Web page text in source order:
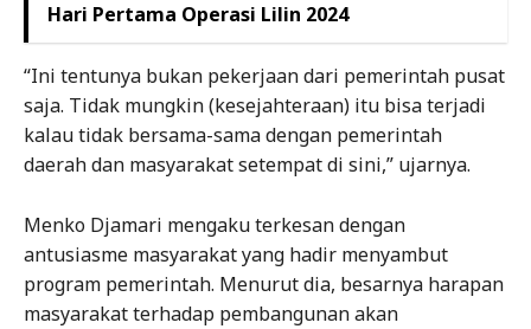
Hari Pertama Operasi Lilin 2024
“Ini tentunya bukan pekerjaan dari pemerintah pusat
saja. Tidak mungkin (kesejahteraan) itu bisa terjadi
kalau tidak bersama-sama dengan pemerintah
daerah dan masyarakat setempat di sini,” ujarnya.
Menko Djamari mengaku terkesan dengan
antusiasme masyarakat yang hadir menyambut
program pemerintah. Menurut dia, besarnya harapan
masyarakat terhadap pembangunan akan